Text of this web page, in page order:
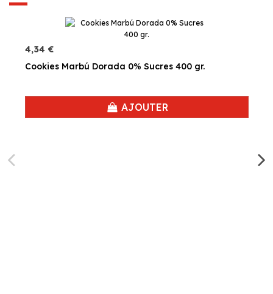
4,34 €
Cookies Marbú Dorada 0% Sucres 400 gr.
AJOUTER